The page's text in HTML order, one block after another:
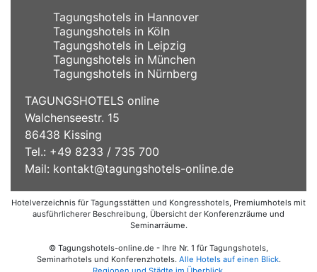
Tagungshotels in Hannover
Tagungshotels in Köln
Tagungshotels in Leipzig
Tagungshotels in München
Tagungshotels in Nürnberg
TAGUNGSHOTELS online
Walchenseestr. 15
86438 Kissing
Tel.: +49 8233 / 735 700
Mail: kontakt@tagungshotels-online.de
Hotelverzeichnis für Tagungsstätten und Kongresshotels, Premiumhotels mit
ausführlicherer Beschreibung, Übersicht der Konferenzräume und
Seminarräume.
© Tagungshotels-online.de - Ihre Nr. 1 für Tagungshotels,
Seminarhotels und Konferenzhotels. Alle Hotels auf einen Blick.